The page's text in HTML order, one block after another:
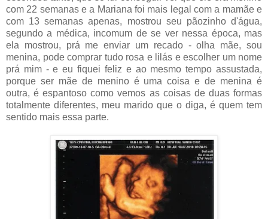
com 22 semanas e a Mariana foi mais legal com a mamãe e
com 13 semanas apenas, mostrou seu pãozinho d'água,
segundo a médica, incomum de se ver nessa época, mas
ela mostrou, prá me enviar um recado - olha mãe, sou
menina, pode comprar tudo rosa e lilás e escolher um nome
prá mim - e eu fiquei feliz e ao mesmo tempo assustada,
porque ser mãe de menino é uma coisa e de menina é
outra, é espantoso como vemos as coisas de duas formas
totalmente diferentes, meu marido que o diga, é quem tem
sentido mais essa parte.